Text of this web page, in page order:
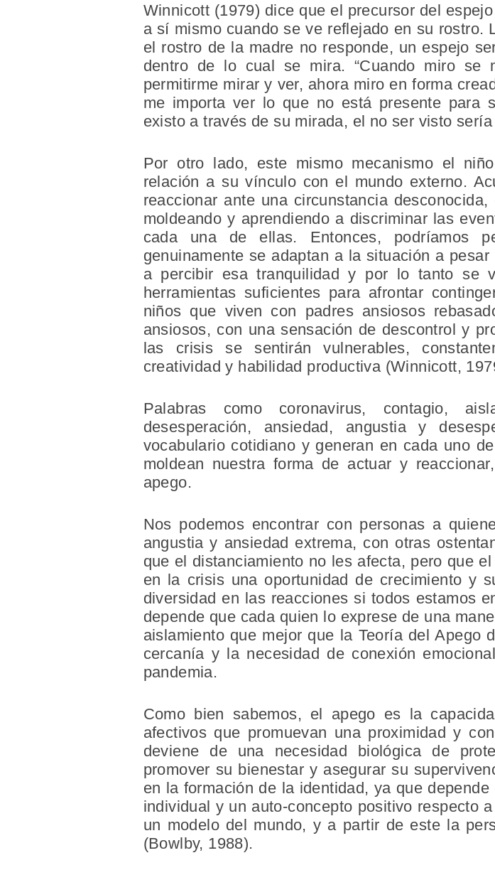
Winnicott (1979) dice que el precursor del
a sí mismo cuando se ve reflejado en su
el rostro de la madre no responde, un espejo
dentro de lo cual se mira. “Cuando miro
permitirme mirar y ver, ahora miro en forma
me importa ver lo que no está presente para
existo a través de su mirada, el no ser visto
Por otro lado, este mismo mecanismo el
relación a su vínculo con el mundo externo.
reaccionar ante una circunstancia
moldeando y aprendiendo a discriminar las
cada una de ellas. Entonces, podríamos
genuinamente se adaptan a la situación a
a percibir esa tranquilidad y por lo tanto
herramientas suficientes para afrontar
niños que viven con padres ansiosos
ansiosos, con una sensación de descontrol y
las crisis se sentirán vulnerables,
creatividad y habilidad productiva (Winnicott,
Palabras como coronavirus, contagio,
desesperación, ansiedad, angustia y
vocabulario cotidiano y generan en cada uno
moldean nuestra forma de actuar y
apego.
Nos podemos encontrar con personas a
angustia y ansiedad extrema, con otras
que el distanciamiento no les afecta, pero que
en la crisis una oportunidad de crecimiento y
diversidad en las reacciones si todos estamos
depende que cada quien lo exprese de una
aislamiento que mejor que la Teoría del Apego
cercanía y la necesidad de conexión
pandemia.
Como bien sabemos, el apego es la
afectivos que promuevan una proximidad y
deviene de una necesidad biológica de
promover su bienestar y asegurar su
en la formación de la identidad, ya que
individual y un auto-concepto positivo respecto
un modelo del mundo, y a partir de este la
(Bowlby, 1988).